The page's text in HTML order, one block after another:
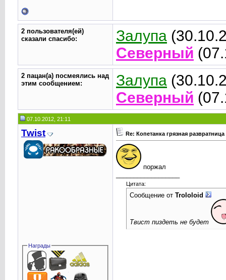
2 пользователя(ей)
сказали cпасибо:
Залупа
Северный
2 пацан(а) посмеялись над
этим сообщением:
Залупа
Северный
07.10.2012, 21:11
Twist
Награды
Re: Копетанка грязная развратница
поржал
Цитата:
Сообщение от Trolоloid
Твист пиздеть не будет